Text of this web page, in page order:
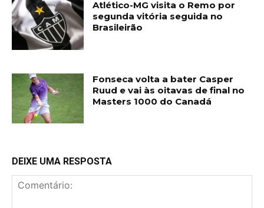
Atlético-MG visita o Remo por
segunda vitória seguida no
Brasileirão
Fonseca volta a bater Casper
Ruud e vai às oitavas de final no
Masters 1000 do Canadá
DEIXE UMA RESPOSTA